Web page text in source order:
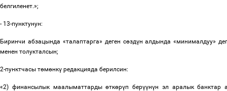
белгиленет.»;
- 13-пунктунун:
Биринчи абзацында «талаптарга» деген сөздүн алдында «минималдуу»
менен толукталсын;
2-пунктчасы төмөнкү редакцияда берилсин:
«2) финансылык маалыматтардыөткөрүп берүүнүн эл аралык банктар